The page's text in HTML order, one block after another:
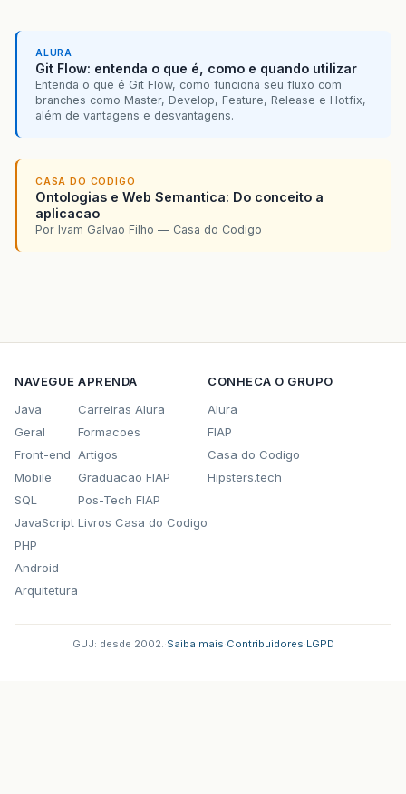
ALURA
Git Flow: entenda o que é, como e quando utilizar
Entenda o que é Git Flow, como funciona seu fluxo com
branches como Master, Develop, Feature, Release e Hotfix,
além de vantagens e desvantagens.
CASA DO CODIGO
Ontologias e Web Semantica: Do conceito a
aplicacao
Por Ivam Galvao Filho — Casa do Codigo
NAVEGUE
Java
Geral
Front-end
Mobile
SQL
JavaScript
PHP
Android
Arquitetura
APRENDA
Carreiras Alura
Formacoes
Artigos
Graduacao FIAP
Pos-Tech FIAP
Livros Casa do Codigo
CONHECA O GRUPO
Alura
FIAP
Casa do Codigo
Hipsters.tech
GUJ: desde 2002. Saiba mais Contribuidores LGPD